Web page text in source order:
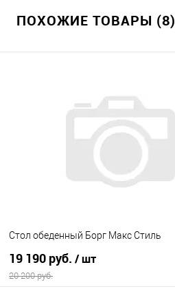
ПОХОЖИЕ ТОВАРЫ (8)
Стол обеденный Борг Макс Стиль
19 190 руб. / шт
20 200 руб.